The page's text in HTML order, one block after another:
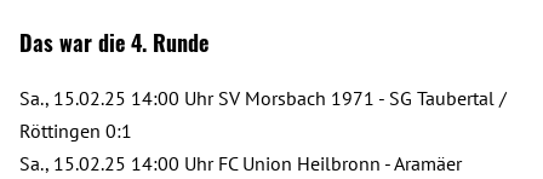
Das war die 4. Runde
Sa., 15.02.25 14:00 Uhr SV Morsbach 1971 - SG Taubertal /
Röttingen 0:1
Sa., 15.02.25 14:00 Uhr FC Union Heilbronn - Aramäer